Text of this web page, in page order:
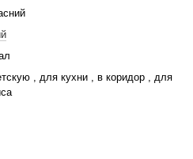
, для кухни , в коридор , для